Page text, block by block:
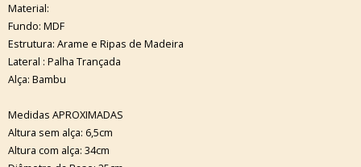
Material:
Fundo: MDF
Estrutura: Arame e Ripas de Madeira
Lateral : Palha Trançada
Alça: Bambu
Medidas APROXIMADAS
Altura sem alça: 6,5cm
Altura com alça: 34cm